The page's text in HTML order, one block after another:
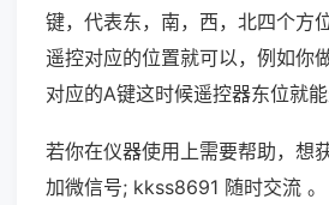
键，代表东，南，西，北四个方
遥控对应的位置就可以，例如你
对应的A键这时候遥控器东位就能
若你在仪器使用上需要帮助，想
加微信号; kkss8691 随时交流 。